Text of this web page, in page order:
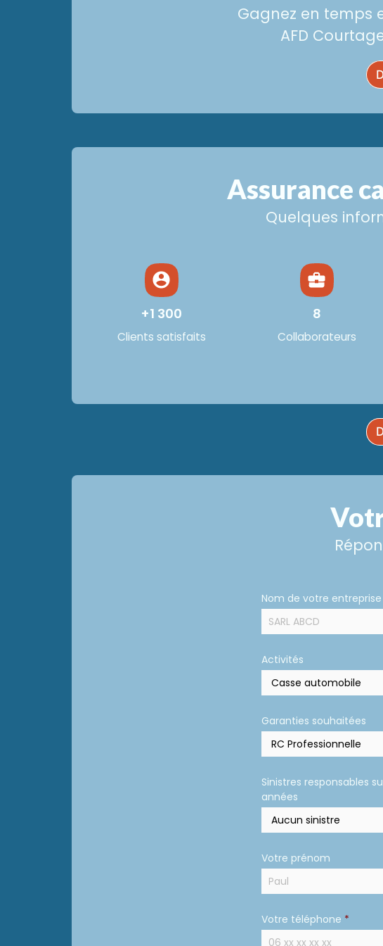
Gagnez en temps
AFD
Assurance
Quelques
+1 300
Clients satisfaits
8
Collaborateurs
Nom de votre entreprise
Activités
Garanties souhaitées
Sinistres responsables
années
Votre prénom
Votre téléphone *